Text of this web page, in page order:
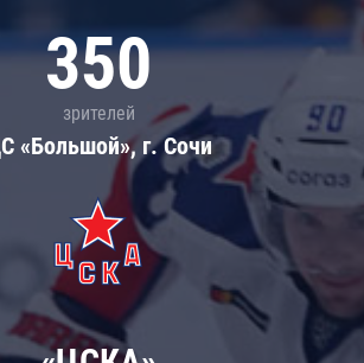
350
зрителей
«Большой», г. Сочи